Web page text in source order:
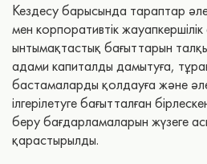
Кездесу барысында тараптар
мен корпоративтік
ынтымақтастық бағыттарын
адами капиталды дамытуға,
бастамаларды қолдауға және
ілгерілетуге бағытталған
беру бағдарламаларын жүзеге
қарастырылды.